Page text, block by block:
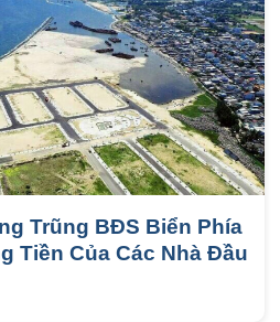
Trũng BĐS Biển Phía
Tiền Của Các Nhà Đầu